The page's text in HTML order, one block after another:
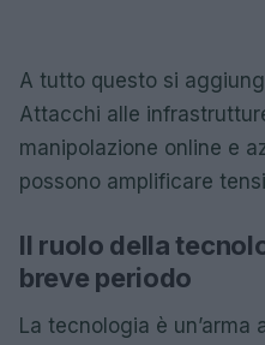
A tutto questo si
Attacchi alle
manipolazione online e
possono amplificare
Il ruolo della
breve periodo
La tecnologia è un’arma